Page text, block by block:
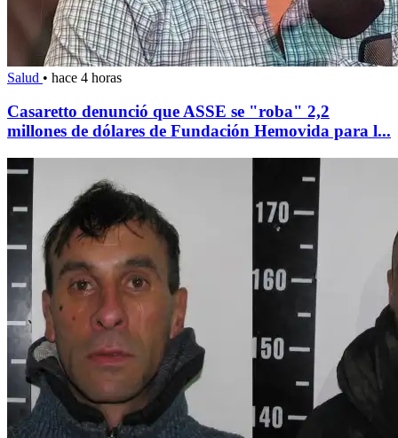
Salud • hace 4 horas
Casaretto denunció que ASSE se "roba" 2,2
millones de dólares de Fundación Hemovida para l...